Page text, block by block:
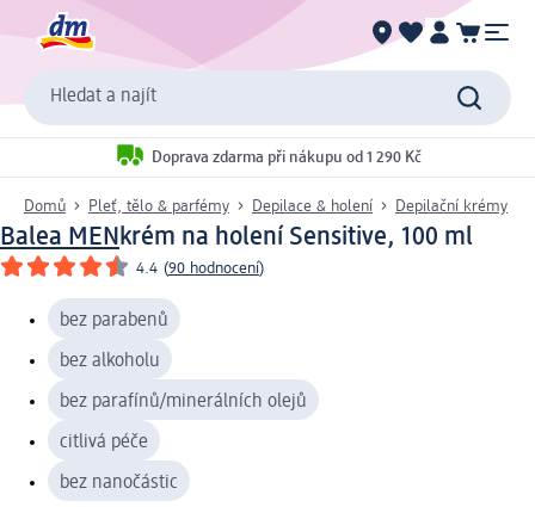
Hledat a najít
Doprava zdarma při nákupu od 1 290 Kč
Domů Pleť, tělo & parfémy Depilace & holení Depilační krémy
Balea MENkrém na holení Sensitive, 100 ml
4.4 (90 hodnocení)
bez parabenů
bez alkoholu
bez parafínů/minerálních olejů
citlivá péče
bez nanočástic